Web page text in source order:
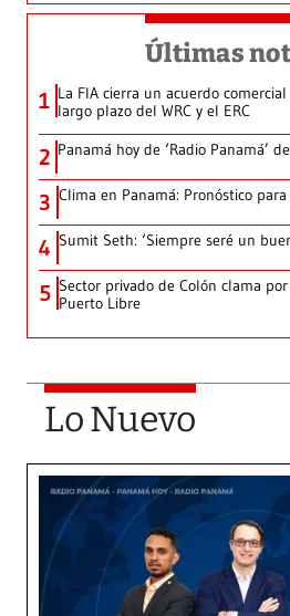
Últimas
1 La FIA cierra un acuerdo
largo plazo del WRC y el ERC
2 Panamá hoy de ‘Radio Panamá’
3 Clima en Panamá: Pronóstico
4 Sumit Seth: ‘Siempre seré un
5 Sector privado de Colón clama
Puerto Libre
Lo Nuevo